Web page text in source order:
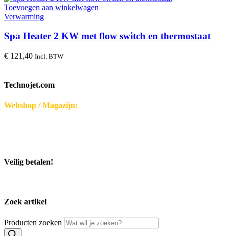
Toevoegen aan winkelwagen
Verwarming
Spa Heater 2 KW met flow switch en thermostaat
€ 121,40 Incl. BTW
Technojet.com
Webshop / Magazijn:
Veilig betalen!
Zoek artikel
Producten zoeken